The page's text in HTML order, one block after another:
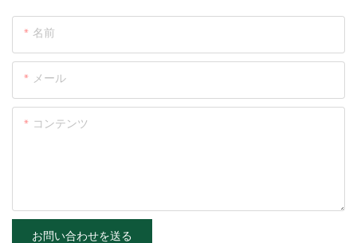
名前
メール
コンテンツ
お問い合わせを送る